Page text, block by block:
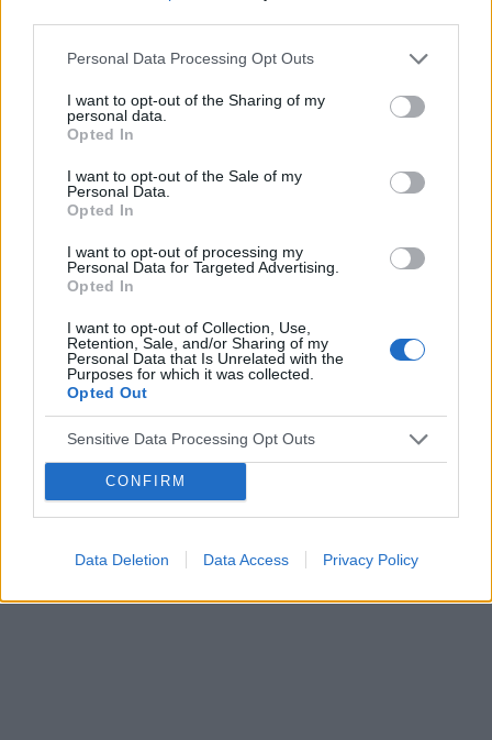
Personal Data Processing Opt Outs
I want to opt-out of the Sharing of my
personal data.
Opted In
I want to opt-out of the Sale of my
Personal Data.
Opted In
I want to opt-out of processing my
Personal Data for Targeted Advertising.
Opted In
I want to opt-out of Collection, Use,
Retention, Sale, and/or Sharing of my
Personal Data that Is Unrelated with the
Purposes for which it was collected.
Opted Out
Sensitive Data Processing Opt Outs
CONFIRM
Data Deletion Data Access Privacy Policy
Brak ochoty na seks w związku
na seks. To nie jest raczej normalne co nie? :(
Zaczynało się to powoli. Obecnie seks mógłby
Udaję orgazm. Rzuciłam tabletki
antykoncepcyjne ale nic nie wróciło do normy (
przestałam brać kilka miesięcy temu tak wiec
wszystko już raczej powinno się uregulować co
nie? ).
Forum:
pacjentki
POWIĄZANE
Tematy
embolizacja mięśniaków macicy
ropień gruczołu bartholina opryszczka
Reklama: